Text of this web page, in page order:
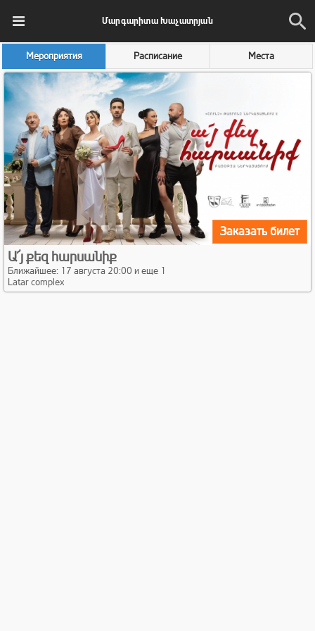
Մարգարիտա Խաչատրյան
Мероприятия Расписание Места
Заказать билет
Ա՜յ քեզ հարսանիք
Ближайшее: 17 августа 20:00 и еще 1
Latar complex